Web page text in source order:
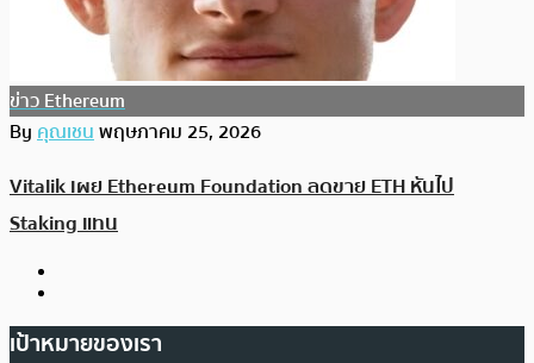
ข่าว Ethereum
Byคุณเชนพฤษภาคม 25, 2026
Vitalik เผย Ethereum Foundation ลดขาย ETH หันไป
Staking แทน
เป้าหมายของเรา